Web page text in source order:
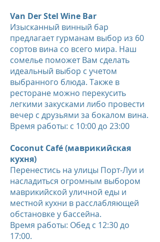
Van Der Stel Wine Bar
Изысканный винный бар
предлагает гурманам выбор из 60
сортов вина со всего мира. Наш
сомелье поможет Вам сделать
идеальный выбор с учетом
выбранного блюда. Также в
ресторане можно перекусить
легкими закусками либо провести
вечер с друзьями за бокалом вина.
Время работы: с 10:00 до 23:00
Coconut Café (маврикийская
кухня)
Перенестись на улицы Порт-Луи и
насладиться огромным выбором
маврикийской уличной еды и
местной кухни в расслабляющей
обстановке у бассейна.
Время работы: Обед с 12:30 до
17:00.